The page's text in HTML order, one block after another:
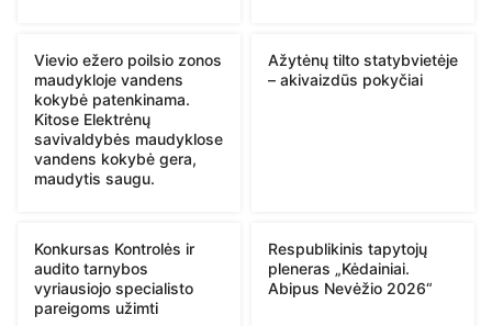
Vievio ežero poilsio zonos
maudykloje vandens
kokybė patenkinama.
Kitose Elektrėnų
savivaldybės maudyklose
vandens kokybė gera,
maudytis saugu.
Ažytėnų tilto statybvietėje
– akivaizdūs pokyčiai
Konkursas Kontrolės ir
audito tarnybos
vyriausiojo specialisto
pareigoms užimti
Respublikinis tapytojų
pleneras „Kėdainiai.
Abipus Nevėžio 2026“